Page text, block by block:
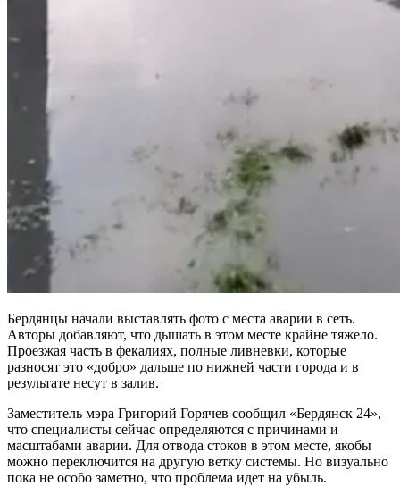
Бердянцы начали выставлять фото с места аварии в сеть.
Авторы добавляют, что дышать в этом месте крайне тяжело.
Проезжая часть в фекалиях, полные ливневки, которые
разносят это «добро» дальше по нижней части города и в
результате несут в залив.
Заместитель мэра Григорий Горячев сообщил «Бердянск 24»,
что специалисты сейчас определяются с причинами и
масштабами аварии. Для отвода стоков в этом месте, якобы
можно переключится на другую ветку системы. Но визуально
пока не особо заметно, что проблема идет на убыль.